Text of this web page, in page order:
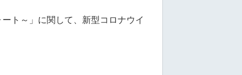
ト～」に関して、新型コロナウイ